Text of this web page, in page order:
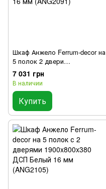
Шкаф Анжело Ferrum-decor на
5 полок 2 двери
1900x800x380 ДСП Белый 16
мм (ANG2091)
7 031 грн
В наличии
Купить